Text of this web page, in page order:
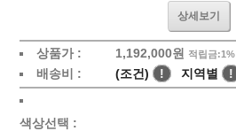
상세보기
상품가 : 1,192,000원 적립금:1%
배송비 : (조건) ! 지역별 !
색상선택 :